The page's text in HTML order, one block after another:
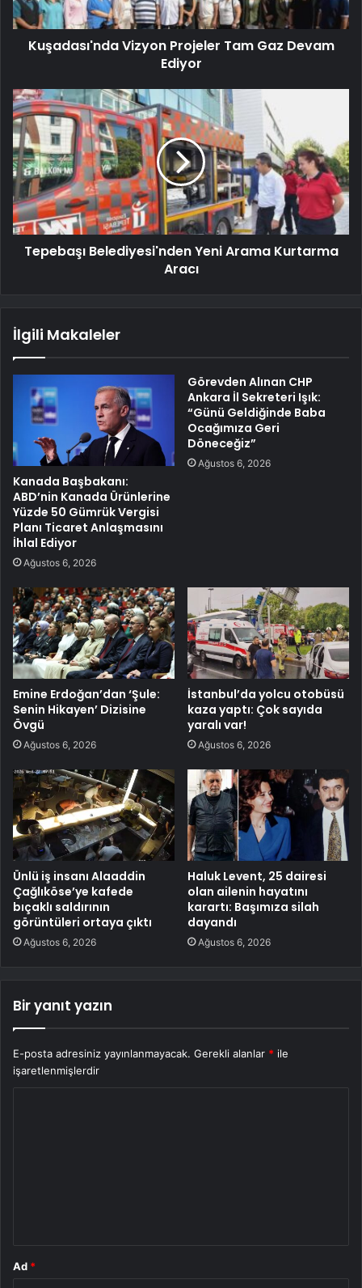
Kuşadası'nda Vizyon Projeler Tam Gaz Devam
Ediyor
Tepebaşı Belediyesi'nden Yeni Arama Kurtarma
Aracı
İlgili Makaleler
Kanada Başbakanı:
ABD’nin Kanada Ürünlerine
Yüzde 50 Gümrük Vergisi
Planı Ticaret Anlaşmasını
İhlal Ediyor
Ağustos 6, 2026
Görevden Alınan CHP
Ankara İl Sekreteri Işık:
“Günü Geldiğinde Baba
Ocağımıza Geri
Döneceğiz”
Ağustos 6, 2026
Emine Erdoğan’dan ‘Şule:
Senin Hikayen’ Dizisine
Övgü
Ağustos 6, 2026
İstanbul’da yolcu otobüsü
kaza yaptı: Çok sayıda
yaralı var!
Ağustos 6, 2026
Ünlü iş insanı Alaaddin
Çağlıköse’ye kafede
bıçaklı saldırının
görüntüleri ortaya çıktı
Ağustos 6, 2026
Haluk Levent, 25 dairesi
olan ailenin hayatını
karartı: Başımıza silah
dayandı
Ağustos 6, 2026
Bir yanıt yazın
E-posta adresiniz yayınlanmayacak. Gerekli alanlar * ile
işaretlenmişlerdir
Ad *